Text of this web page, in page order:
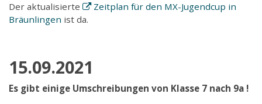
Der aktualisierte
Zeitplan für den MX-Jugendcup in
Bräunlingen ist da.
15.09.2021
Es gibt einige Umschreibungen von Klasse 7 nach 9a !